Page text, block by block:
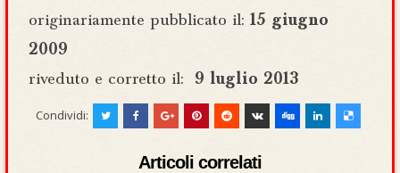
originariamente pubblicato il:15 giugno
2009
riveduto e corretto il: 9 luglio 2013
Condividi:
Articoli correlati